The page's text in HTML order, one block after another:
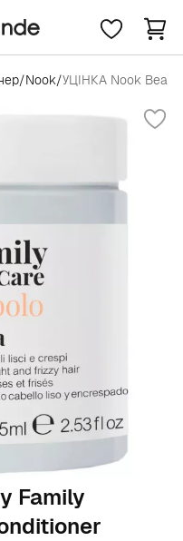
/Nook/УЦІНКА Nook
Family